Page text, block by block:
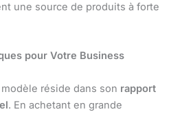
une source de produits à forte
pour Votre Business
réside dans son rapport
. En achetant en grande